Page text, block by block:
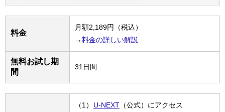
料金
月額2,189円（税込）
→料金の詳しい解説
無料お試し期
間
31日間
（1） U-NEXT （公式）にアクセス